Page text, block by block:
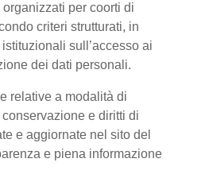
per coorti di
criteri strutturati, in
sull’accesso ai
dei dati personali.
relative a modalità di
e diritti di
e aggiornate nel sito del
e piena informazione